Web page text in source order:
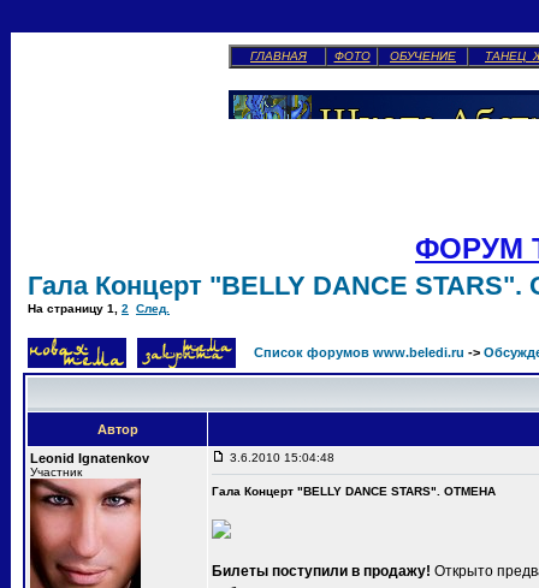
ГЛАВНАЯ ФОТО ОБУЧЕНИЕ ТАНЕЦ
ФОРУМ
Гала Концерт "BELLY DANCE
На страницу 1 2 След.
Список форумов www.beledi.ru ->
Автор
Leonid Ignatenkov
Участник
3.6.2010 15:04:48
Гала Концерт "BELLY DANCE STARS". ОТМЕНА
Билеты поступили в продажу! Открыто